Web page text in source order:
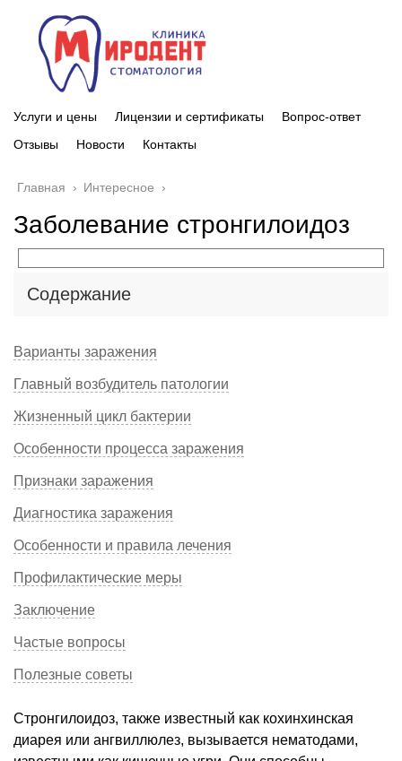
Услуги и цены Лицензии и сертификаты
Вопрос-ответ
Отзывы
Новости Контакты
Главная › Интересное ›
Заболевание стронгилоидоз
Содержание
Варианты заражения
Главный возбудитель патологии
Жизненный цикл бактерии
Особенности процесса заражения
Признаки заражения
Диагностика заражения
Особенности и правила лечения
Профилактические меры
Заключение
Частые вопросы
Полезные советы
Стронгилоидоз, также известный как кохинхинская
диарея или ангвиллюлез, вызывается нематодами,